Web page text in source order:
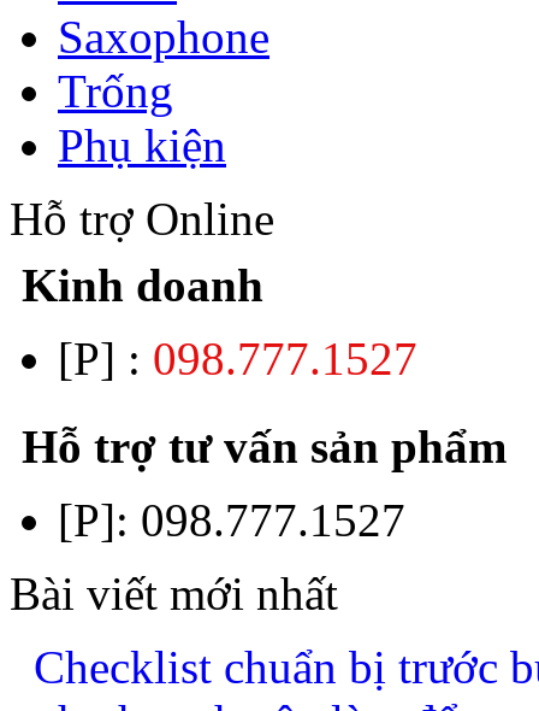
Saxophone
Trống
Phụ kiện
Hỗ trợ Online
Kinh doanh
[P] : 098.777.1527
Hỗ trợ tư vấn sản phẩm
[P]: 098.777.1527
Bài viết mới nhất
Checklist chuẩn bị trước